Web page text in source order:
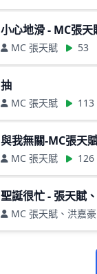
小心地滑 - MC張天
MC 張天賦 53
抽
MC 張天賦 113
與我無關-MC張天
MC 張天賦 126
聖誕很忙 - 張天賦
MC 張天賦、洪嘉豪